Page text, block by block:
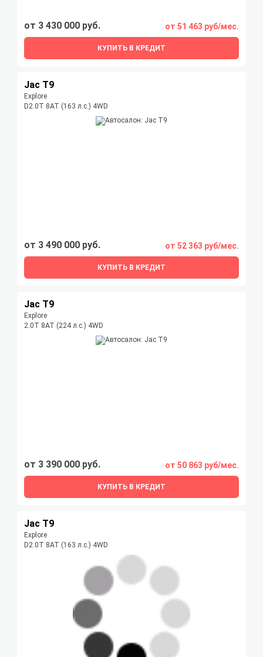
от 3 430 000 руб. от 51 463 руб/мес.
КУПИТЬ В КРЕДИТ
Jac T9
Explore
D2.0T 8AT (163 л.с.) 4WD
от 3 490 000 руб. от 52 363 руб/мес.
КУПИТЬ В КРЕДИТ
Jac T9
Explore
2.0T 8AT (224 л.с.) 4WD
от 3 390 000 руб. от 50 863 руб/мес.
КУПИТЬ В КРЕДИТ
Jac T9
Explore
D2.0T 8AT (163 л.с.) 4WD